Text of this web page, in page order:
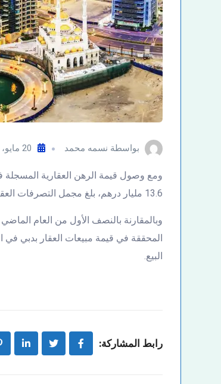
بواسطة نسمه محمد 20 مايو، 2025
13.6 مليار درهم، بلغ مجمل التصرفات العقارية في دبي في أول 6 أشهر من العام الجاري 252.7 مليار درهم.
البيع.
رابط المشاركة: